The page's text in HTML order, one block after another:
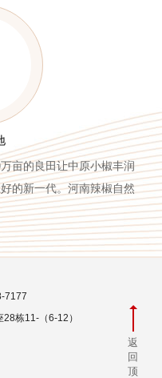
亩的良田让中原小椒丰润
的新一代。河南辣椒自然
获，最后经过人工层层挑
7177
栋11-（6-12）
返
回
顶